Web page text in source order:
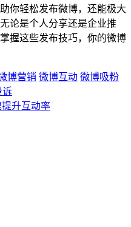
你轻松发布微博，还能极大
论是个人分享还是企业推
握这些发布技巧，你的微博
博营销 微博互动 微博吸粉
诉
升互动率